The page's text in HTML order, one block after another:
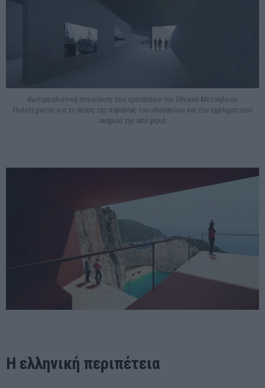
Φωτορεαλιστική απεικόνιση των προτάσεων του Εθνικού Μετσόβειου
Πολυτεχνείου για τη θέαση της παραλίας του «Ναυαγίου» και του εμβληματικού
σκαριού της από ψηλά.
H ελληνική περιπέτεια